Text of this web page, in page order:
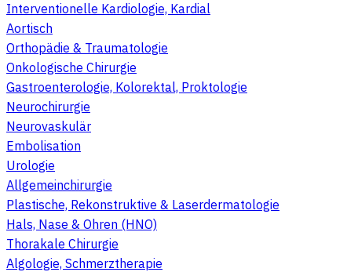
Interventionelle Kardiologie, Kardial
Aortisch
Orthopädie & Traumatologie
Onkologische Chirurgie
Gastroenterologie, Kolorektal, Proktologie
Neurochirurgie
Neurovaskulär
Embolisation
Urologie
Allgemeinchirurgie
Plastische, Rekonstruktive & Laserdermatologie
Hals, Nase & Ohren (HNO)
Thorakale Chirurgie
Algologie, Schmerztherapie